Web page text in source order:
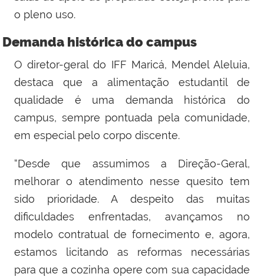
o pleno uso.
Demanda histórica do campus
O diretor-geral do IFF Maricá, Mendel Aleluia,
destaca que a alimentação estudantil de
qualidade é uma demanda histórica do
campus, sempre pontuada pela comunidade,
em especial pelo corpo discente.
“Desde que assumimos a Direção-Geral,
melhorar o atendimento nesse quesito tem
sido prioridade. A despeito das muitas
dificuldades enfrentadas, avançamos no
modelo contratual de fornecimento e, agora,
estamos licitando as reformas necessárias
para que a cozinha opere com sua capacidade